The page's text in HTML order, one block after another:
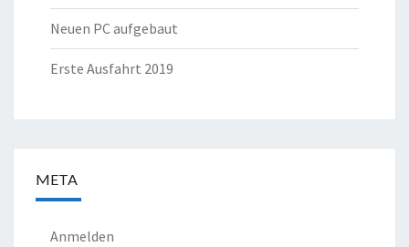
Neuen PC aufgebaut
Erste Ausfahrt 2019
META
Anmelden